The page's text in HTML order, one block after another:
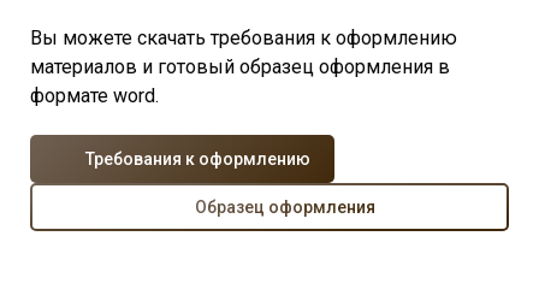
Вы можете скачать требования к оформлению
материалов и готовый образец оформления в
формате word.
Требования к оформлению
Образец оформления